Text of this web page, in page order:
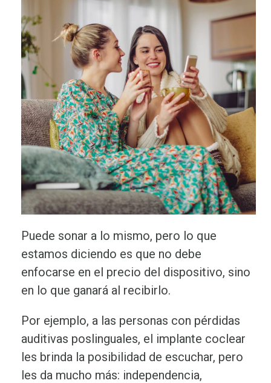
Puede sonar a lo mismo, pero lo que
estamos diciendo es que no debe
enfocarse en el precio del dispositivo, sino
en lo que ganará al recibirlo.
Por ejemplo, a las personas con pérdidas
auditivas poslinguales, el implante coclear
les brinda la posibilidad de escuchar, pero
les da mucho más: independencia,